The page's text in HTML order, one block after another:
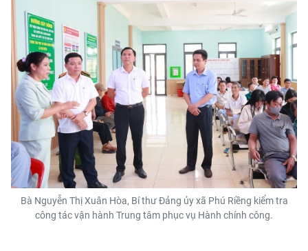
Bà Nguyễn Thị Xuân Hòa, Bí thư Đảng ủy xã Phú Riềng kiểm tra
công tác vận hành Trung tâm phục vụ Hành chính công.